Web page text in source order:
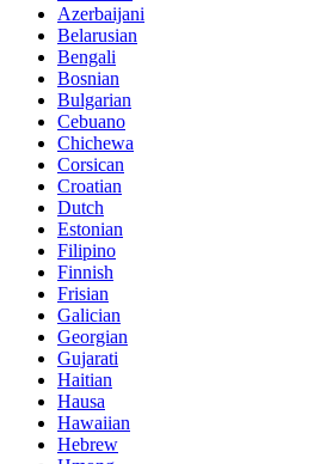
Azerbaijani
Belarusian
Bengali
Bosnian
Bulgarian
Cebuano
Chichewa
Corsican
Croatian
Dutch
Estonian
Filipino
Finnish
Frisian
Galician
Georgian
Gujarati
Haitian
Hausa
Hawaiian
Hebrew